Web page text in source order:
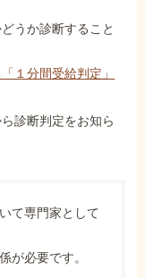
うか診断すること
１分間受給判定」
診断判定をお知ら
て専門家として
が必要です。